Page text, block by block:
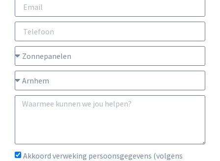
Akkoord verweking persoonsgegevens (volgens